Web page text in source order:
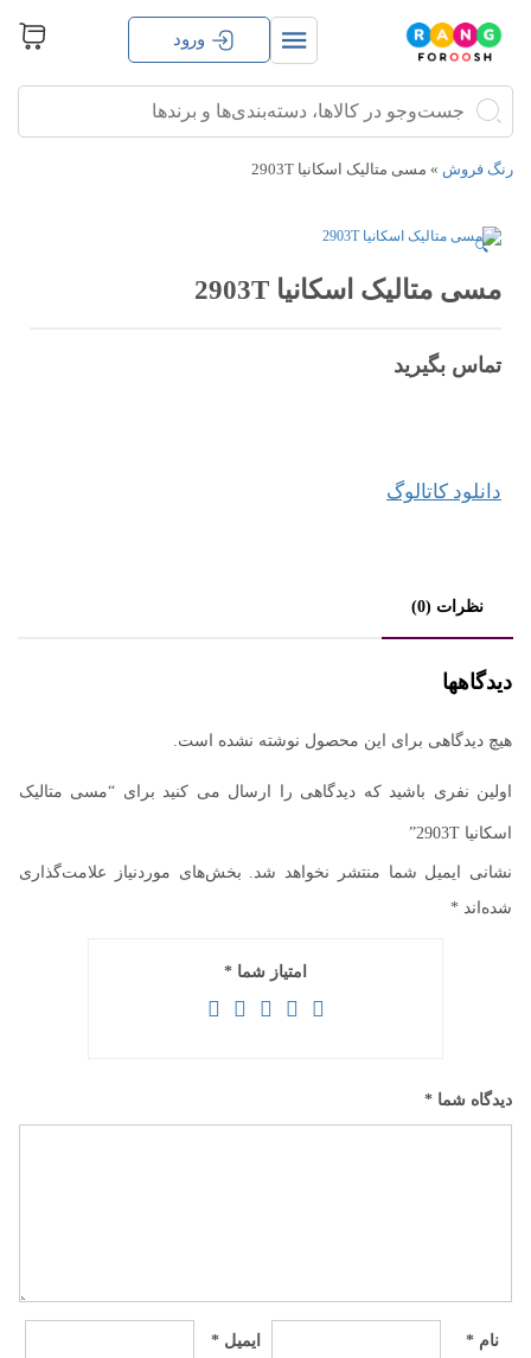
جستجو
برای:
جستجو
ورود
رنگ فروش » مسی متالیک اسکانیا 2903T
🔍
مسی متالیک اسکانیا 2903T
تماس بگیرید
دانلود کاتالوگ
نظرات (0)
دیدگاهها
هیچ دیدگاهی برای این محصول نوشته نشده است.
اولین نفری باشید که دیدگاهی را ارسال می کنید برای “مسی متالیک
اسکانیا 2903T”
نشانی ایمیل شما منتشر نخواهد شد.
بخش‌های موردنیاز علامت‌گذاری
شده‌اند *
امتیاز شما *
دیدگاه شما *
نام * ایمیل *